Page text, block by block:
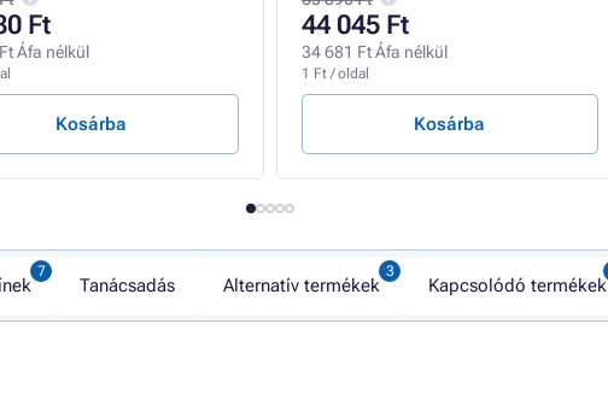
Ft
Áfa nélkül
Kosárba
44 045 Ft
34 681 Ft Áfa nélkül
1 Ft / oldal
Kosárba
Tanácsadás Alternatív termékek Kapcsolódó termékek